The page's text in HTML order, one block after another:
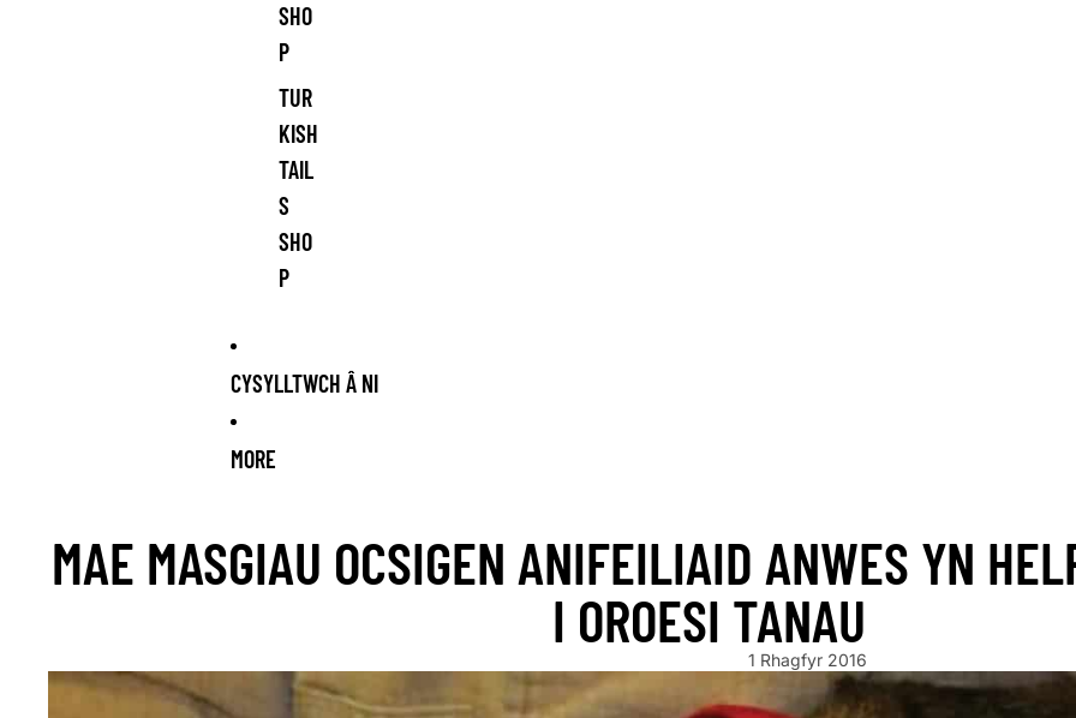
SHO
P
TUR
KISH
TAIL
S
SHO
P
CYSYLLTWCH Â NI
MORE
MAE MASGIAU OCSIGEN ANIFEILIAID ANWES YN
I OROESI TANAU
1 Rhagfyr 2016